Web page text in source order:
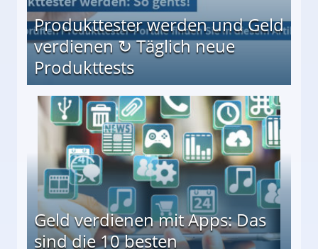
Produkttester werden und Geld
verdienen ↻ Täglich neue
Produkttests
↻ Täglich neue Produkttests
Geld verdienen mit Apps: Das
sind die 10 besten